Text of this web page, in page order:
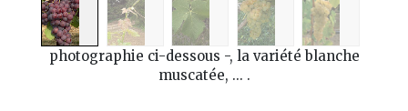
photographie ci-dessous -, la variété blanche
muscatée, ... .